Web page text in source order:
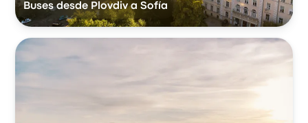
Buses desde Plovdiv a Sofía